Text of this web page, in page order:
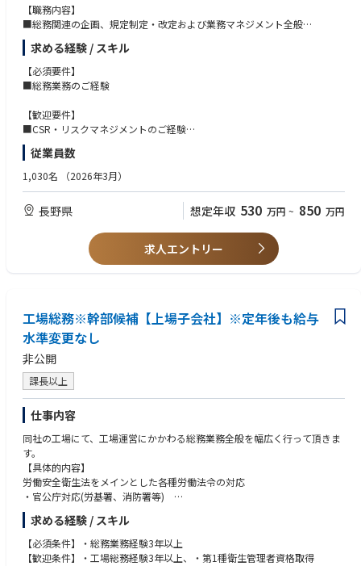
【職務内容】
■総務関連の企画、規定制定・改定および業務マネジメント全般
■衛生管理、安全、防災対策（DRP・BCP含む）に関する事項
■福利厚生に関する事項
■関係省庁、団体に対する申請、届出、報告に関する事項（法人登記を除
く）
事項
■安全輸出管理,AEO
求める経験 / スキル
【必須要件】
■総務業務のご経験
【歓迎要件】
■CSR・リスクマネジメントのご経験
■安全衛生における化学物質対応経験
■衛生管理者
従業員数
1,030名 （2026年3月）
長野県 想定年収 530 万円 ~ 850 万円
求人エントリー
工場総務※幹部候補【上場子会社】※定年後も給与
水準変更なし
非公開
課長以上
仕事内容
同社の工場にて、工場運営にかかわる総務業務全般を幅広く行って頂きま
す。
【具体的内容】
労働安全衛生法をメインとした各種労働法令の対応
・官公庁対応(労基署、消防署等)
・安全衛生対応（安全衛生年間計画策定・安全衛生委員会運営・健康診断
実施・産業医との連携など）
・事業所運営管理業務（設備管理含）
・事業所のコンプライアンス関連業務
求める経験 / スキル
【必須条件】・総務業務経験3年以上
【歓迎条件】・工場総務経験3年以上、・第1種衛生管理者資格取得